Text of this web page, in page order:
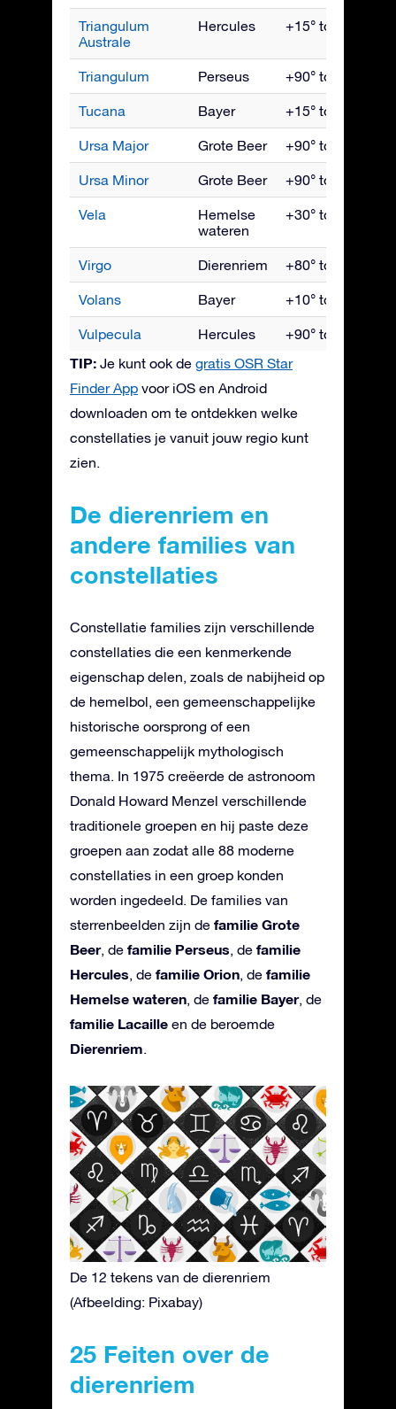
Triangulum
Australe
Hercules +15° tot -90°
Triangulum Perseus +90° tot -50°
Tucana Bayer +15° tot -90°
Ursa Major Grote Beer +90° tot -30°
Ursa Minor Grote Beer +90° tot -10°
Vela
Hemelse
wateren
+30° tot -90°
Virgo Dierenriem +80° tot -80°
Volans Bayer +10° tot -90°
Vulpecula Hercules +90° tot -55°
TIP: Je kunt ook de gratis OSR Star
Finder App voor iOS en Android
downloaden om te ontdekken welke
constellaties je vanuit jouw regio kunt
zien.
De dierenriem en
andere families van
constellaties
Constellatie families zijn verschillende
constellaties die een kenmerkende
eigenschap delen, zoals de nabijheid op
de hemelbol, een gemeenschappelijke
historische oorsprong of een
gemeenschappelijk mythologisch
thema. In 1975 creëerde de astronoom
Donald Howard Menzel verschillende
traditionele groepen en hij paste deze
groepen aan zodat alle 88 moderne
constellaties in een groep konden
worden ingedeeld. De families van
sterrenbeelden zijn de familie Grote
Beer, de familie Perseus , de familie
Hercules , de familie Orion , de familie
Hemelse wateren , de familie Bayer, de
familie Lacaille en de beroemde
Dierenriem
De 12 tekens van de dierenriem
(Afbeelding: Pixabay)
25 Feiten over de
dierenriem